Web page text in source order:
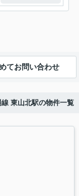
てお問い合わせ
東山北駅の物件一覧